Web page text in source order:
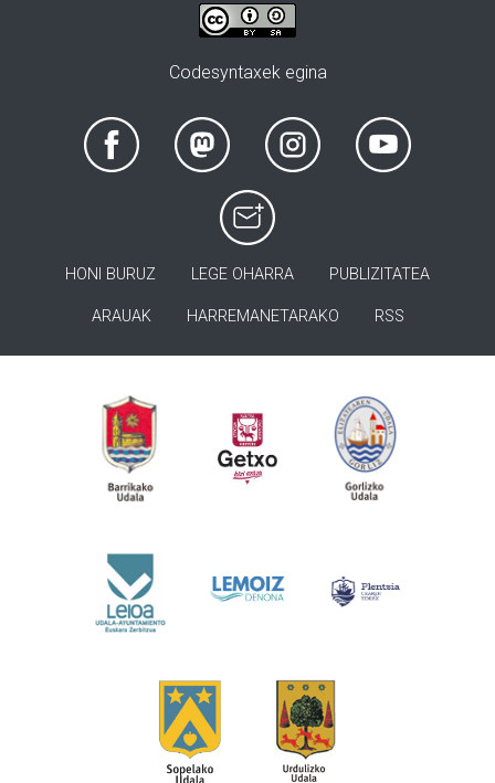
Codesyntaxek egina
HONI BURUZ LEGE OHARRA PUBLIZITATEA
ARAUAK HARREMANETARAKO RSS